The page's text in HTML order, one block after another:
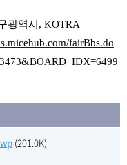
광역시 , KOTRA
fairBbs.do
(201.0K)